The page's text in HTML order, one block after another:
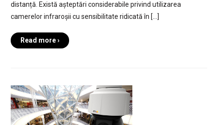
distanță. Există așteptări considerabile privind utilizarea
camerelor infraroșii cu sensibilitate ridicată în […]
Read more ›